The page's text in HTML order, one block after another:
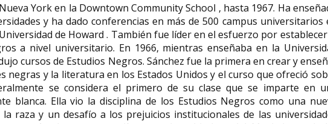
York en la Downtown Community School , hasta 1967. Ha
y ha dado conferencias en más de 500 campus universitarios
de Howard . También fue líder en el esfuerzo por
a nivel universitario. En 1966, mientras enseñaba en la
cursos de Estudios Negros. Sánchez fue la primera en crear y
negras y la literatura en los Estados Unidos y el curso que ofreció
se considera el primero de su clase que se imparte en
blanca. Ella vio la disciplina de los Estudios Negros como una
raza y un desafío a los prejuicios institucionales de las